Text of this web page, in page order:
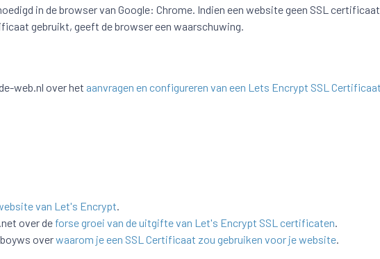
in de browser van Google: Chrome. Indien een website geen SSL
gebruikt, geeft de browser een waarschuwing.
web.nl over het aanvragen en configureren van een Lets Encrypt SSL
van Let's Encrypt
over de forse groei van de uitgifte van Let's Encrypt SSL certificaten
overwaarom je een SSL Certificaat zou gebruiken voor je website